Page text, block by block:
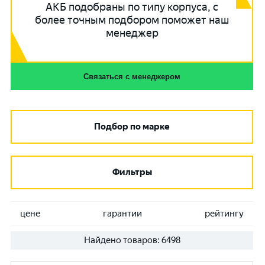
АКБ подобраны по типу корпуса, с
более точным подбором поможет наш
менеджер
Связаться с менеджером
Подбор по марке
Фильтры
цене гарантии рейтингу
Найдено товаров: 6498